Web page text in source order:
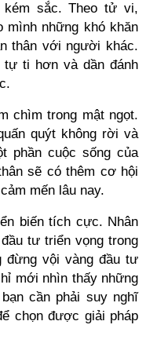
sắc. Theo tử vi,
mình những khó khăn
thân với người khác.
tự ti hơn và dần đánh
chìm trong mật ngọt.
quýt không rời và
phần cuộc sống của
sẽ có thêm cơ hội
mến lâu nay.
biến tích cực. Nhân
tư triển vọng trong
đừng vội vàng đầu tư
mới nhìn thấy những
cần phải suy nghĩ
chọn được giải pháp